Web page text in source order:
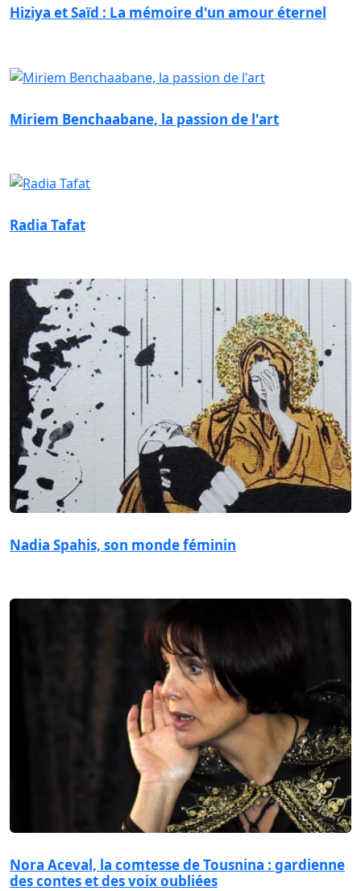
Hiziya et Saïd : La mémoire d'un amour éternel
Miriem Benchaabane, la passion de l'art
Radia Tafat
Nadia Spahis, son monde féminin
Nora Aceval, la comtesse de Tousnina : gardienne
des contes et des voix oubliées